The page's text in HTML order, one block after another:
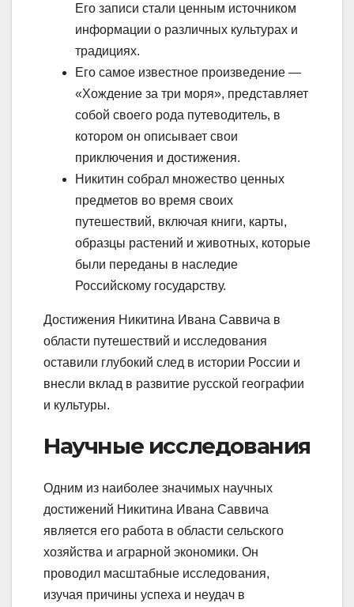
Его записи стали ценным источником
информации о различных культурах и
традициях.
Его самое известное произведение —
«Хождение за три моря», представляет
собой своего рода путеводитель, в
котором он описывает свои
приключения и достижения.
Никитин собрал множество ценных
предметов во время своих
путешествий, включая книги, карты,
образцы растений и животных, которые
были переданы в наследие
Российскому государству.
Достижения Никитина Ивана Саввича в
области путешествий и исследования
оставили глубокий след в истории России и
внесли вклад в развитие русской географии
и культуры.
Научные исследования
Одним из наиболее значимых научных
достижений Никитина Ивана Саввича
является его работа в области сельского
хозяйства и аграрной экономики. Он
проводил масштабные исследования,
изучая причины успеха и неудач в